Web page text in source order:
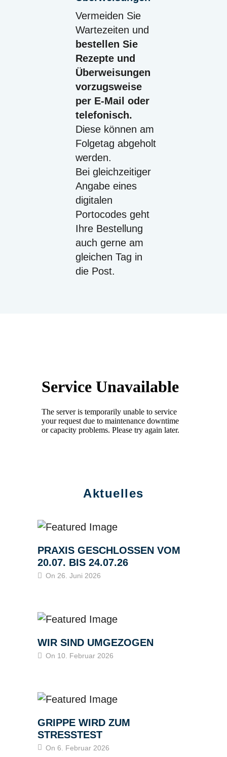
Vermeiden Sie
Wartezeiten und
bestellen Sie
Rezepte und
Überweisungen
vorzugsweise
per E-Mail oder
telefonisch.
Diese können am
Folgetag abgeholt
werden.
Bei gleichzeitiger
Angabe eines
digitalen
Portocodes geht
Ihre Bestellung
auch gerne am
gleichen Tag in
die Post.
Aktuelles
PRAXIS GESCHLOSSEN VOM
20.07. BIS 24.07.26
On 26. Juni 2026
WIR SIND UMGEZOGEN
On 10. Februar 2026
GRIPPE WIRD ZUM
STRESSTEST
On 6. Februar 2026